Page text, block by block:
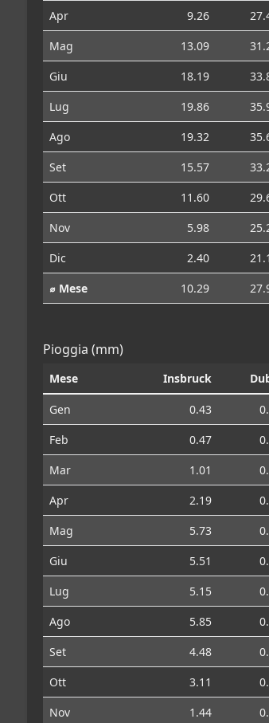
Apr
9.26
Mag
13.09
Giu
18.19
Lug
19.86
Ago
19.32
Set
15.57
Ott
11.60
Nov
5.98
Dic
2.40
⌀ Mese
10.29
Pioggia (mm)
Mese Insbruck
Gen 0.43
Feb
0.47
Mar
1.01
Apr
2.19
Mag
5.73
Giu
5.51
Lug
5.15
Ago
5.85
Set
4.48
Ott
3.11
Nov
1.44